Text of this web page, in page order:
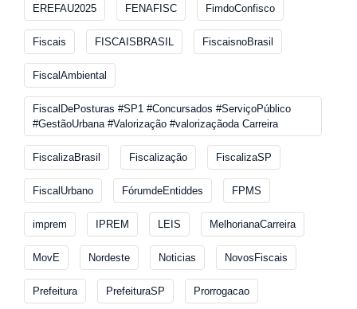
EREFAU2025 FENAFISC FimdoConfisco
Fiscais FISCAISBRASIL FiscaisnoBrasil
FiscalAmbiental
FiscalDePosturas #SP1 #Concursados #ServiçoPúblico
#GestãoUrbana #Valorização #valorizaçãoda Carreira
FiscalizaBrasil Fiscalização FiscalizaSP
FiscalUrbano FórumdeEntiddes FPMS
imprem IPREM LEIS MelhorianaCarreira
MovE Nordeste Noticias NovosFiscais
Prefeitura PrefeituraSP Prorrogacao